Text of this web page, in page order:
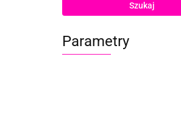
Szukaj
Parametry